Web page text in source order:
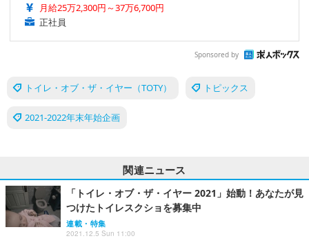
月給25万2,300円～37万6,700円
正社員
Sponsored by
トイレ・オブ・ザ・イヤー（TOTY） トピックス
2021-2022年末年始企画
関連ニュース
「トイレ・オブ・ザ・イヤー 2021」始動！あなたが見
つけたトイレスクショを募集中
連載・特集
2021.12.5 Sun 11:00